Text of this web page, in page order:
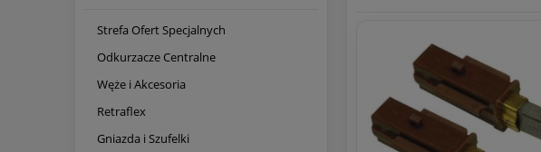
Strefa Ofert Specjalnych
Odkurzacze Centralne
Węże i Akcesoria
Retraflex
Gniazda i Szufelki